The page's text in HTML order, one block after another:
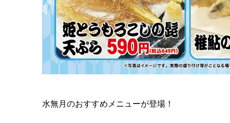
水無月のおすすめメニューが登場！